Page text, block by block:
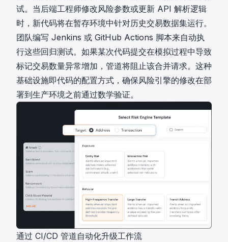
试。当后端工程师修改风险参数或更新 API 解析逻辑
时，新代码将在暂存环境中针对历史交易数据集运行。
团队编写 Jenkins 或 GitHub Actions 脚本来自动执
行这些回归测试。如果某次代码提交在模拟过程中导致
标记交易数量异常增加，管道将阻止该合并请求。这种
基础设施即代码的配置方式，确保风险引擎的修改在部
署到生产环境之前通过数学验证。
通过 CI/CD 管道自动化升级工作流